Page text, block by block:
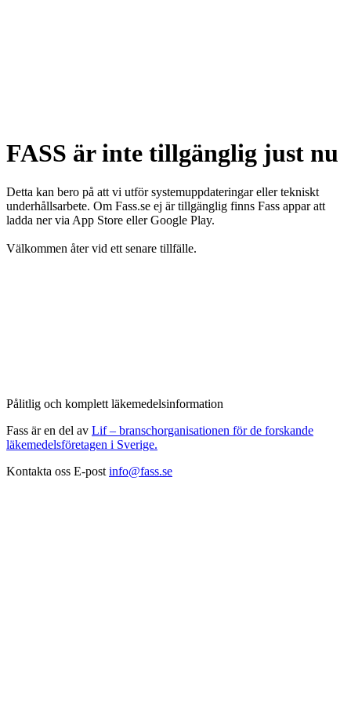
FASS är inte tillgänglig just nu
Detta kan bero på att vi utför systemuppdateringar eller tekniskt
underhållsarbete. Om Fass.se ej är tillgänglig finns Fass appar att
ladda ner via App Store eller Google Play.
Välkommen åter vid ett senare tillfälle.
Pålitlig och komplett läkemedelsinformation
Fass är en del av Lif – branschorganisationen för de forskande
läkemedelsföretagen i Sverige.
Kontakta oss E-post info@fass.se